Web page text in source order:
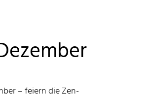
– feiern die Zen-